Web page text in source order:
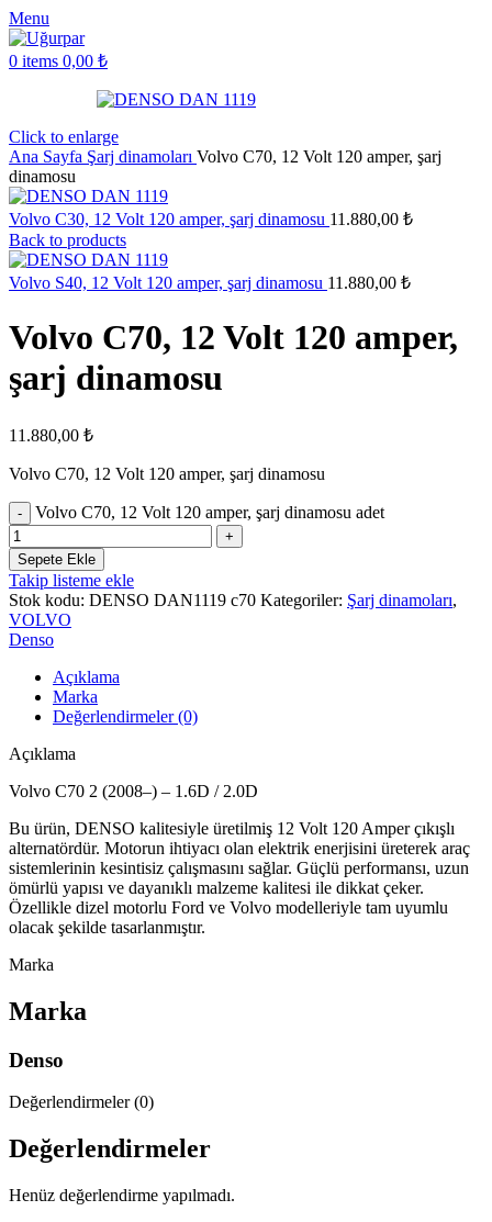
Menu
0 items 0,00 ₺
Click to enlarge
Ana Sayfa Şarj dinamoları Volvo C70, 12 Volt 120 amper, şarj
dinamosu
Volvo C30, 12 Volt 120 amper, şarj dinamosu 11.880,00 ₺
Back to products
Volvo S40, 12 Volt 120 amper, şarj dinamosu 11.880,00 ₺
Volvo C70, 12 Volt 120 amper,
şarj dinamosu
11.880,00 ₺
Volvo C70, 12 Volt 120 amper, şarj dinamosu
Volvo C70, 12 Volt 120 amper, şarj dinamosu adet
Sepete Ekle
Takip listeme ekle
Stok kodu: DENSO DAN1119 c70 Kategoriler: Şarj dinamoları,
VOLVO
Denso
Açıklama
Marka
Değerlendirmeler (0)
Açıklama
Volvo C70 2 (2008–) – 1.6D / 2.0D
Bu ürün, DENSO kalitesiyle üretilmiş 12 Volt 120 Amper çıkışlı
alternatördür. Motorun ihtiyacı olan elektrik enerjisini üreterek araç
sistemlerinin kesintisiz çalışmasını sağlar. Güçlü performansı, uzun
ömürlü yapısı ve dayanıklı malzeme kalitesi ile dikkat çeker.
Özellikle dizel motorlu Ford ve Volvo modelleriyle tam uyumlu
olacak şekilde tasarlanmıştır.
Marka
Marka
Denso
Değerlendirmeler (0)
Değerlendirmeler
Henüz değerlendirme yapılmadı.